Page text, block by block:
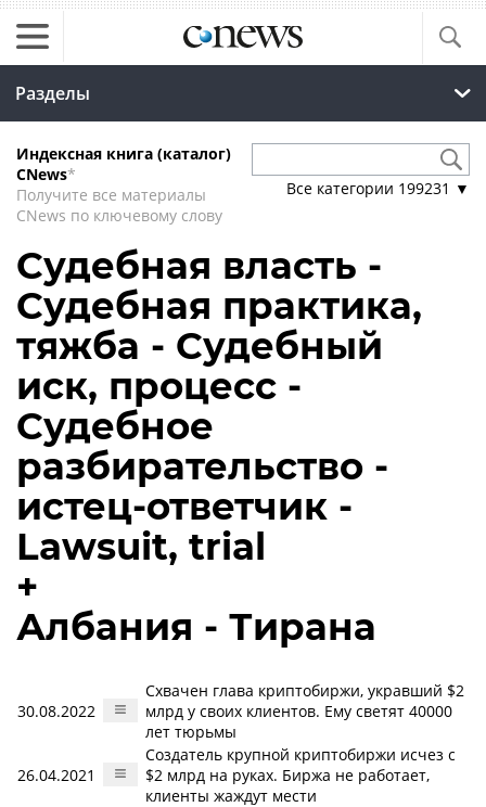
Разделы
Индексная книга (каталог)
CNews*
Получите все материалы
CNews по ключевому слову
Все категории 199231 ▼
Судебная власть -
Судебная практика,
тяжба - Судебный
иск, процесс -
Судебное
разбирательство -
истец-ответчик -
Lawsuit, trial
+
Албания - Тирана
30.08.2022
Схвачен глава криптобиржи, укравший $2
млрд у своих клиентов. Ему светят 40000
лет тюрьмы
26.04.2021
Создатель крупной криптобиржи исчез с
$2 млрд на руках. Биржа не работает,
клиенты жаждут мести